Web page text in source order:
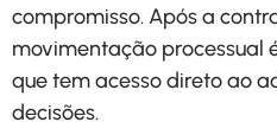
compromisso. Após a
movimentação processual
que tem acesso direto ao
decisões.